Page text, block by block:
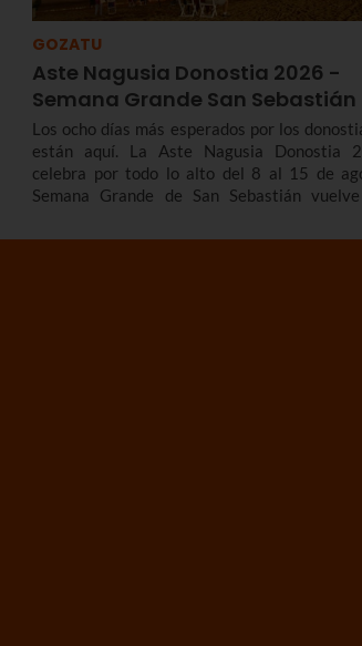
GOZATU
Aste Nagusia Donostia 2026 -
Semana Grande San Sebastián
Los ocho días más esperados por los
están aquí. La Aste Nagusia Donostia
celebra por todo lo alto del 8 al 15 de
Semana Grande de San Sebastián
fiestas, los fuegos artificiales que tanto